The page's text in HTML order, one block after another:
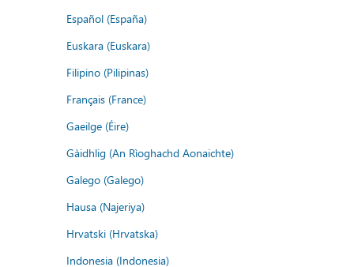
Español (España)
Euskara (Euskara)
Filipino (Pilipinas)
Français (France)
Gaeilge (Éire)
Gàidhlig (An Rìoghachd Aonaichte)
Galego (Galego)
Hausa (Najeriya)
Hrvatski (Hrvatska)
Indonesia (Indonesia)